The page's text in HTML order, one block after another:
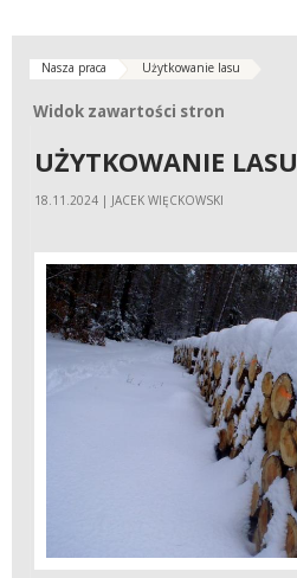
Nasza praca Użytkowanie lasu
Widok zawartości stron
Widok zawartości stron
UŻYTKOWANIE LASU
18.11.2024 | JACEK WIĘCKOWSKI